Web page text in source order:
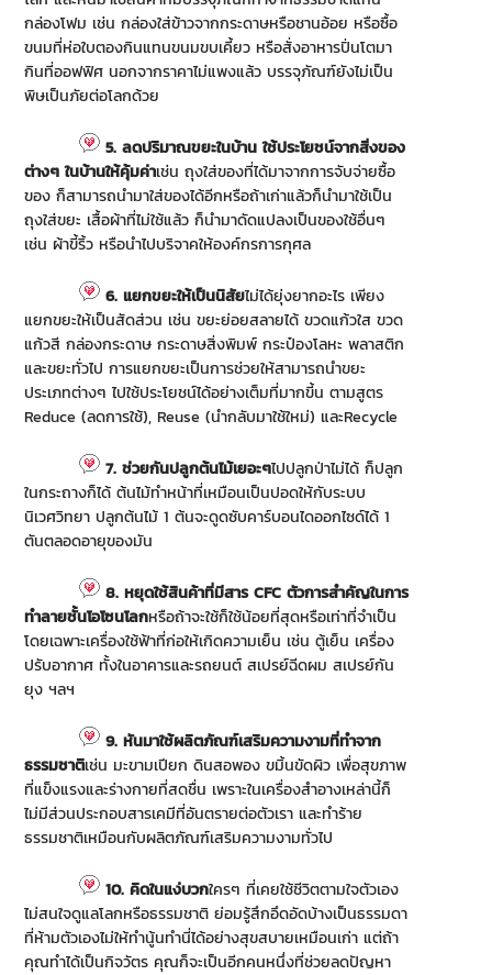
กล่องโฟม เช่น กล่องใส่ข้าวจากกระดาษหรือชานอ้อย หรือซื้อ
ขนมที่ห่อใบตองกินแทนขนมขบเคี้ยว หรือสั่งอาหารปิ่นโตมา
กินที่ออฟฟิศ นอกจากราคาไม่แพงแล้ว บรรจุภัณฑ์ยังไม่เป็น
พิษเป็นภัยต่อโลกด้วย
5. ลดปริมาณขยะในบ้าน ใช้ประโยชน์จากสิ่งของ
ต่างๆ ในบ้านให้คุ้มค่าเช่น ถุงใส่ของที่ได้มาจากการจับจ่ายซื้อ
ของ ก็สามารถนำมาใส่ของได้อีกหรือถ้าเก่าแล้วก็นำมาใช้เป็น
ถุงใส่ขยะ เสื้อผ้าที่ไม่ใช้แล้ว ก็นำมาดัดแปลงเป็นของใช้อื่นๆ
เช่น ผ้าขี้ริ้ว หรือนำไปบริจาคให้องค์กรการกุศล
6. แยกขยะให้เป็นนิสัยไม่ได้ยุ่งยากอะไร เพียง
แยกขยะให้เป็นสัดส่วน เช่น ขยะย่อยสลายได้ ขวดแก้วใส ขวด
แก้วสี กล่องกระดาษ กระดาษสิ่งพิมพ์ กระป๋องโลหะ พลาสติก
และขยะทั่วไป การแยกขยะเป็นการช่วยให้สามารถนำขยะ
ประเภทต่างๆ ไปใช้ประโยชน์ได้อย่างเต็มที่มากขี้น ตามสูตร
Reduce (ลดการใช้), Reuse (นำกลับมาใช้ใหม่) และRecycle
7. ช่วยกันปลูกต้นไม้เยอะๆไปปลูกป่าไม่ได้ ก็ปลูก
ในกระถางก็ได้ ต้นไม้ทำหน้าที่เหมือนเป็นปอดให้กับระบบ
นิเวศวิทยา ปลูกต้นไม้ 1 ต้นจะดูดซับคาร์บอนไดออกไซด์ได้ 1
ตันตลอดอายุของมัน
8. หยุดใช้สินค้าที่มีสาร CFC ตัวการสำคัญในการ
ทำลายชั้นโอโซนโลกหรือถ้าจะใช้ก็ใช้น้อยที่สุดหรือเท่าที่จำเป็น
โดยเฉพาะเครื่องใช้ฟ้าที่ก่อให้เกิดความเย็น เช่น ตู้เย็น เครื่อง
ปรับอากาศ ทั้งในอาคารและรถยนต์ สเปรย์ฉีดผม สเปรย์กัน
ยุง ฯลฯ
9. หันมาใช้ผลิตภัณฑ์เสริมความงามที่ทำจาก
ธรรมชาติเช่น มะขามเปียก ดินสอพอง ขมิ้นขัดผิว เพื่อสุขภาพ
ที่แข็งแรงและร่างกายที่สดชื่น เพราะในเครื่องสำอางเหล่านี้ก็
ไม่มีส่วนประกอบสารเคมีที่อันตรายต่อตัวเรา และทำร้าย
ธรรมชาติเหมือนกับผลิตภัณฑ์เสริมความงามทั่วไป
10. คิดในแง่บวกใครๆ ที่เคยใช้ชีวิตตามใจตัวเอง
ไม่สนใจดูแลโลกหรือธรรมชาติ ย่อมรู้สึกอึดอัดบ้างเป็นธรรมดา
ที่ห้ามตัวเองไม่ให้ทำนู้นทำนี่ได้อย่างสุขสบายเหมือนเก่า แต่ถ้า
คุณทำได้เป็นกิจวัตร คุณก็จะเป็นอีกคนหนึ่งที่ช่วยลดปัญหา